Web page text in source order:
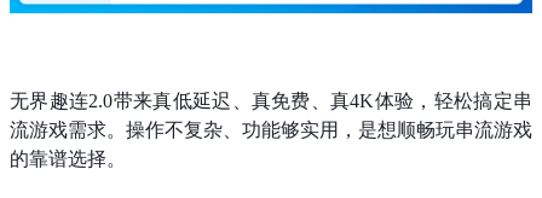
无界趣连2.0带来真低延迟、真免费、真4K体验，轻松搞定串
流游戏需求。操作不复杂、功能够实用，是想顺畅玩串流游戏
的靠谱选择。